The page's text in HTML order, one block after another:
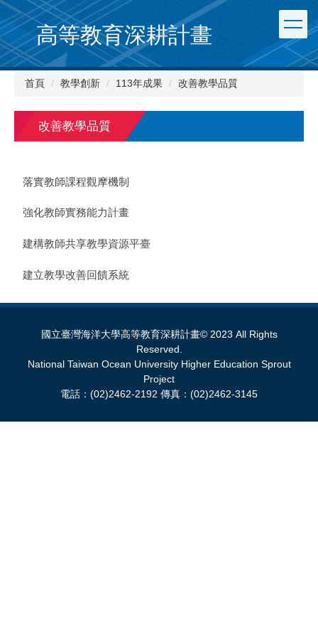
跳
到
主
要
內
高等教育深耕計畫
首頁 教學創新 113年成果 改善教學品質
改善教學品質
落實教師課程觀摩機制
強化教師實務能力計畫
建構教師共享教學資源平臺
建立教學改善回饋系統
國立臺灣海洋大學高等教育深耕計畫© 2023 All Rights
Reserved.
National Taiwan Ocean University Higher Education Sprout
Project
電話：(02)2462-2192 傳真：(02)2462-3145